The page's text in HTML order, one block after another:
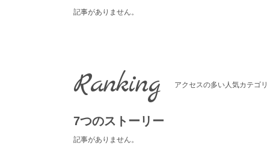
記事がありません。
Ranking アクセスの多い人気カテゴリ
7つのストーリー
記事がありません。